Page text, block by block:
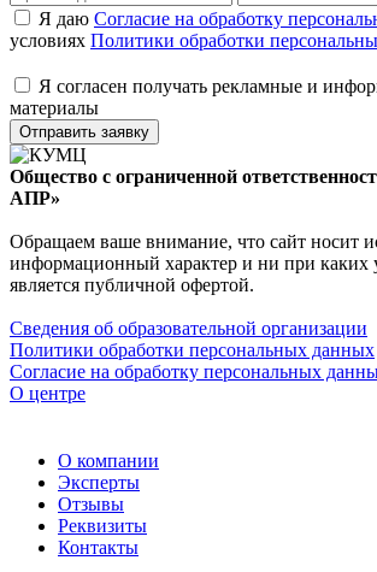
Я даю Согласие на обработку
условиях Политики обработки
Я согласен получать рекламные и
материалы
Отправить заявку
Общество с ограниченной
АПР»
Обращаем ваше внимание, что сайт носит
информационный характер и ни при каких
является публичной офертой.
Сведения об образовательной организации
Политики обработки персональных данных
Согласие на обработку персональных
О центре
О компании
Эксперты
Отзывы
Реквизиты
Контакты